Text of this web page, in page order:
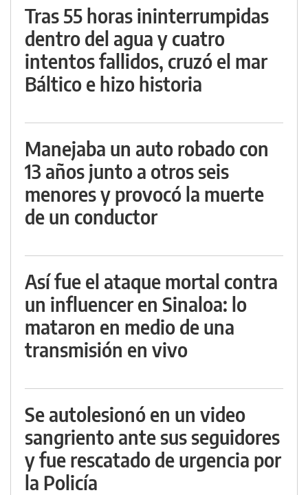
Tras 55 horas ininterrumpidas
dentro del agua y cuatro
intentos fallidos, cruzó el mar
Báltico e hizo historia
Manejaba un auto robado con
13 años junto a otros seis
menores y provocó la muerte
de un conductor
Así fue el ataque mortal contra
un influencer en Sinaloa: lo
mataron en medio de una
transmisión en vivo
Se autolesionó en un video
sangriento ante sus seguidores
y fue rescatado de urgencia por
la Policía